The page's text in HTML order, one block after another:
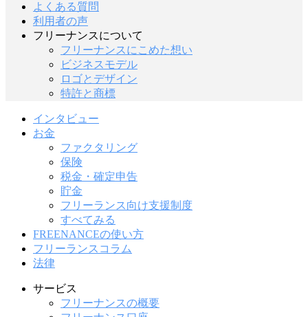
よくある質問
利用者の声
フリーナンスについて
フリーナンスにこめた想い
ビジネスモデル
ロゴとデザイン
特許と商標
インタビュー
お金
ファクタリング
保険
税金・確定申告
貯金
フリーランス向け支援制度
すべてみる
FREENANCEの使い方
フリーランスコラム
法律
サービス
フリーナンスの概要